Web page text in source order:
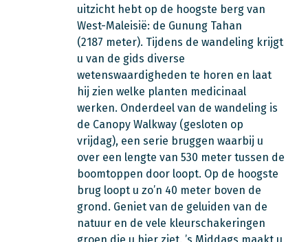
uitzicht hebt op de hoogste berg van
West-Maleisië: de Gunung Tahan
(2187 meter). Tijdens de wandeling krijgt
u van de gids diverse
wetenswaardigheden te horen en laat
hij zien welke planten medicinaal
werken. Onderdeel van de wandeling is
de Canopy Walkway (gesloten op
vrijdag), een serie bruggen waarbij u
over een lengte van 530 meter tussen de
boomtoppen door loopt. Op de hoogste
brug loopt u zo’n 40 meter boven de
grond. Geniet van de geluiden van de
natuur en de vele kleurschakeringen
groen die u hier ziet. ’s Middags maakt u